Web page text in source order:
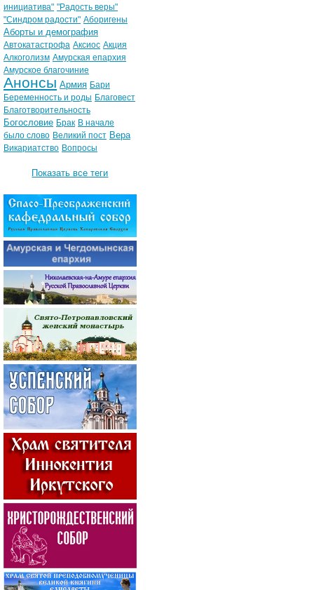
инициатива" "Радость веры"
"Синдром радости" Аборигены
Аборты и демография
Автокатастрофа Аксиос Акция
Алкоголизм Амурская епархия
Амурское благочиние
Анонсы Армия Бари
Беременность и роды Благовест
Благотворительность
Богословие Брак В начале
было слово Великий пост Вера
Викариатство Вопросы
Показать все теги